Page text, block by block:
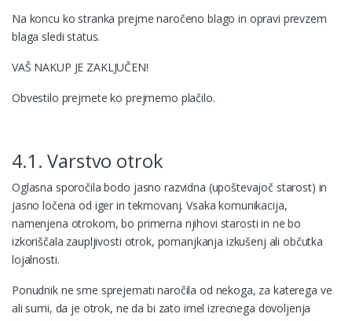
Na koncu ko stranka prejme naročeno blago in opravi prevzem
blaga sledi status.
VAŠ NAKUP JE ZAKLJUČEN!
Obvestilo prejmete ko prejmemo plačilo.
4.1. Varstvo otrok
Oglasna sporočila bodo jasno razvidna (upoštevajoč starost) in
jasno ločena od iger in tekmovanj. Vsaka komunikacija,
namenjena otrokom, bo primerna njihovi starosti in ne bo
izkoriščala zaupljivosti otrok, pomanjkanja izkušenj ali občutka
lojalnosti.
Ponudnik ne sme sprejemati naročila od nekoga, za katerega ve
ali sumi, da je otrok, ne da bi zato imel izrecnega dovoljenja